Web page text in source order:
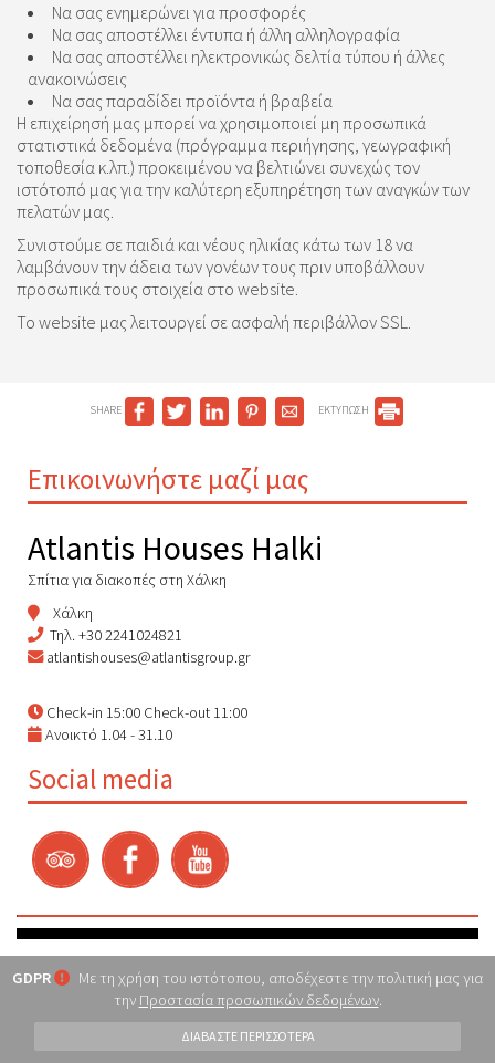
Να σας ενημερώνει για προσφορές
Να σας αποστέλλει έντυπα ή άλλη αλληλογραφία
Να σας αποστέλλει ηλεκτρονικώς δελτία τύπου ή άλλες
ανακοινώσεις
Να σας παραδίδει προϊόντα ή βραβεία
Η επιχείρησή μας μπορεί να χρησιμοποιεί μη προσωπικά
στατιστικά δεδομένα (πρόγραμμα περιήγησης, γεωγραφική
τοποθεσία κ.λπ.) προκειμένου να βελτιώνει συνεχώς τον
ιστότοπό μας για την καλύτερη εξυπηρέτηση των αναγκών των
πελατών μας.
Συνιστούμε σε παιδιά και νέους ηλικίας κάτω των 18 να
λαμβάνουν την άδεια των γονέων τους πριν υποβάλλουν
προσωπικά τους στοιχεία στο website.
Το website μας λειτουργεί σε ασφαλή περιβάλλον SSL.
SHARE ΕΚΤΥΠΩΣΗ
Επικοινωνήστε μαζί μας
Atlantis Houses Halki
Σπίτια για διακοπές στη Χάλκη
Χάλκη
Τηλ. +30 2241024821
atlantishouses@atlantisgroup.gr
Check-in 15:00 Check-out 11:00
Ανοικτό 1.04 - 31.10
Social media
GDPR
Με τη χρήση του ιστότοπου, αποδέχεστε την πολιτική μας για
την Προστασία προσωπικών δεδομένων.
ΔΙΑΒΆΣΤΕ ΠΕΡΙΣΣΌΤΕΡΑ